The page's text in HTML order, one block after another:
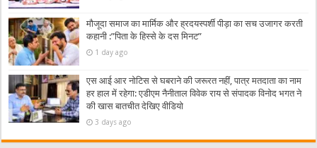
मौजूदा समाज का मार्मिक और ह्रदयस्पर्शी पीड़ा का सच उजागर करती
कहानी :”पिता के हिस्से के दस मिनट”
1 day ago
एस आई आर नोटिस से घबराने की जरूरत नहीं, पात्र मतदाता का नाम
हर हाल में रहेगा: एडीएम नैनीताल विवेक राय से संपादक विनोद भगत ने
की खास बातचीत देखिए वीडियो
3 days ago